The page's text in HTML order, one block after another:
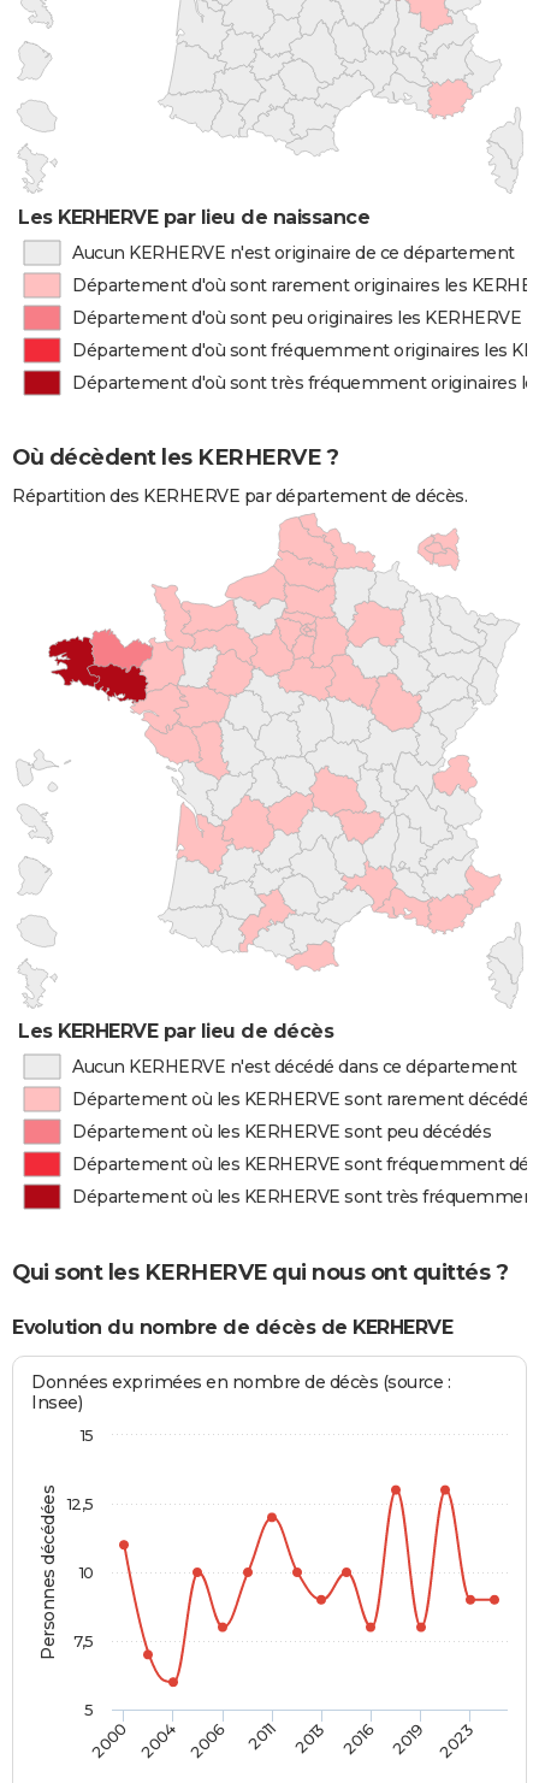
Les KERHERVE par lieu de naissance
Aucun KERHERVE n'est originaire de ce département
Département d'où sont rarement originaires les
Département d'où sont peu originaires les KERHERVE
Département d'où sont fréquemment originaires les
Département d'où sont très fréquemment originaires
Où décèdent les KERHERVE ?
Répartition des KERHERVE par département de décès.
Les KERHERVE par lieu de décès
Aucun KERHERVE n'est décédé dans ce département
Département où les KERHERVE sont rarement décédés
Département où les KERHERVE sont peu décédés
Département où les KERHERVE sont fréquemment
Département où les KERHERVE sont très
Qui sont les KERHERVE qui nous ont quittés ?
Evolution du nombre de décès de KERHERVE
Personnes décédées
Données exprimées en nombre de décès (source :
Insee)
2000 2004 2006 2011 2013 2016 2019 2023
10
5
7,5
12,5
15